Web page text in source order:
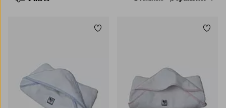
Tilføj til favoritter